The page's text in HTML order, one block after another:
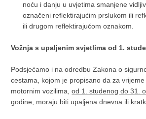
noću i danju u uvjetima smanjene
označeni reflektirajućim prslukom ili
ili drugom reflektirajućom oznakom.
Vožnja s upaljenim svjetlima od 1.
Podsjećamo i na odredbu Zakona o
cestama, kojom je propisano da za
motornim vozilima,od 1. studenog do 31.
godine, moraju biti upaljena dnevna ili